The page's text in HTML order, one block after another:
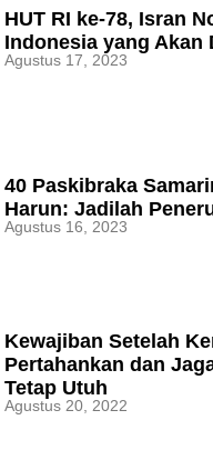
HUT RI ke-78, Isran
Indonesia yang Akan
Agustus 17, 2023
40 Paskibraka
Harun: Jadilah
Agustus 16, 2023
Kewajiban Setelah
Pertahankan dan
Tetap Utuh
Agustus 20, 2022